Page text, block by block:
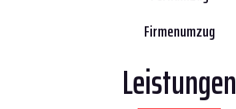
Firmenumzug
Leistungen